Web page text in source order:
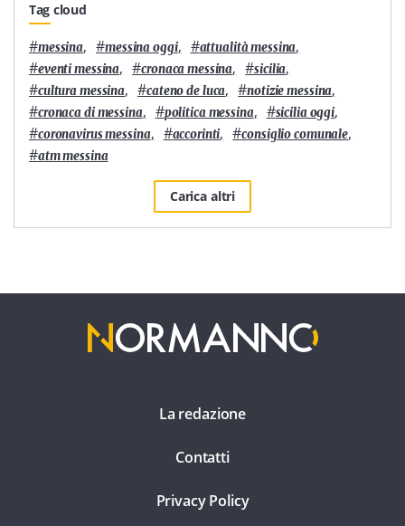
Tag cloud
#messina, #messina oggi, #attualità messina,
#eventi messina, #cronaca messina, #sicilia,
#cultura messina, #cateno de luca, #notizie messina,
#cronaca di messina, #politica messina, #sicilia oggi,
#coronavirus messina, #accorinti, #consiglio comunale,
#atm messina
Carica altri
La redazione
Contatti
Privacy Policy